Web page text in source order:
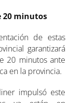
20 minutos
de estas
garantizará
20 minutos ante
en la provincia.
impulsó este